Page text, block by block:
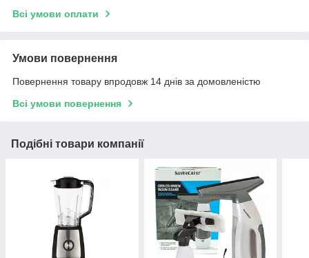
Всі умови оплати
Умови повернення
Повернення товару впродовж 14 днів за домовленістю
Всі умови повернення
Подібні товари компанії